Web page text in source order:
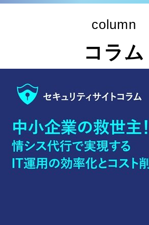
column
コラム